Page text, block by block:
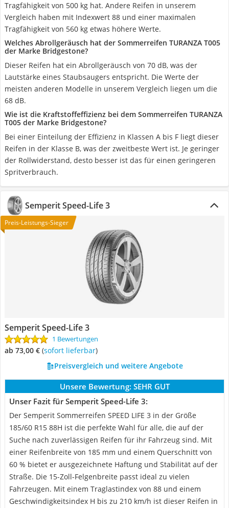
Tragfähigkeit von 500 kg hat. Andere Reifen in unserem
Vergleich haben mit Indexwert 88 und einer maximalen
Tragfähigkeit von 560 kg etwas höhere Werte.
Welches Abrollgeräusch hat der Sommerreifen TURANZA T005
der Marke Bridgestone?
Dieser Reifen hat ein Abrollgeräusch von 70 dB, was der
Lautstärke eines Staubsaugers entspricht. Die Werte der
meisten anderen Modelle in unserem Vergleich liegen um die
68 dB.
Wie ist die Kraftstoffeffizienz bei dem Sommerreifen TURANZA
T005 der Marke Bridgestone?
Bei einer Einteilung der Effizienz in Klassen A bis F liegt dieser
Reifen in der Klasse B, was der zweitbeste Wert ist. Je geringer
der Rollwiderstand, desto besser ist das für einen geringeren
Spritverbrauch.
Semperit Speed-Life 3
Preis-Leistungs-Sieger
Semperit Speed-Life 3
1 Bewertungen
ab 73,00 € ( Sofort lieferbar)
Preisvergleich und weitere Angebote
Unsere Bewertung: SEHR GUT
Unser Fazit für Semperit Speed-Life 3:
Der Semperit Sommerreifen SPEED LIFE 3 in der Größe
185/60 R15 88H ist die perfekte Wahl für alle, die auf der
Suche nach zuverlässigen Reifen für ihr Fahrzeug sind. Mit
einer Reifenbreite von 185 mm und einem Querschnitt von
60 % bietet er ausgezeichnete Haftung und Stabilität auf der
Straße. Die 15-Zoll-Felgenbreite passt ideal zu vielen
Fahrzeugen. Mit einem Traglastindex von 88 und einem
Geschwindigkeitsindex H bis zu 210 km/h ist dieser Reifen in